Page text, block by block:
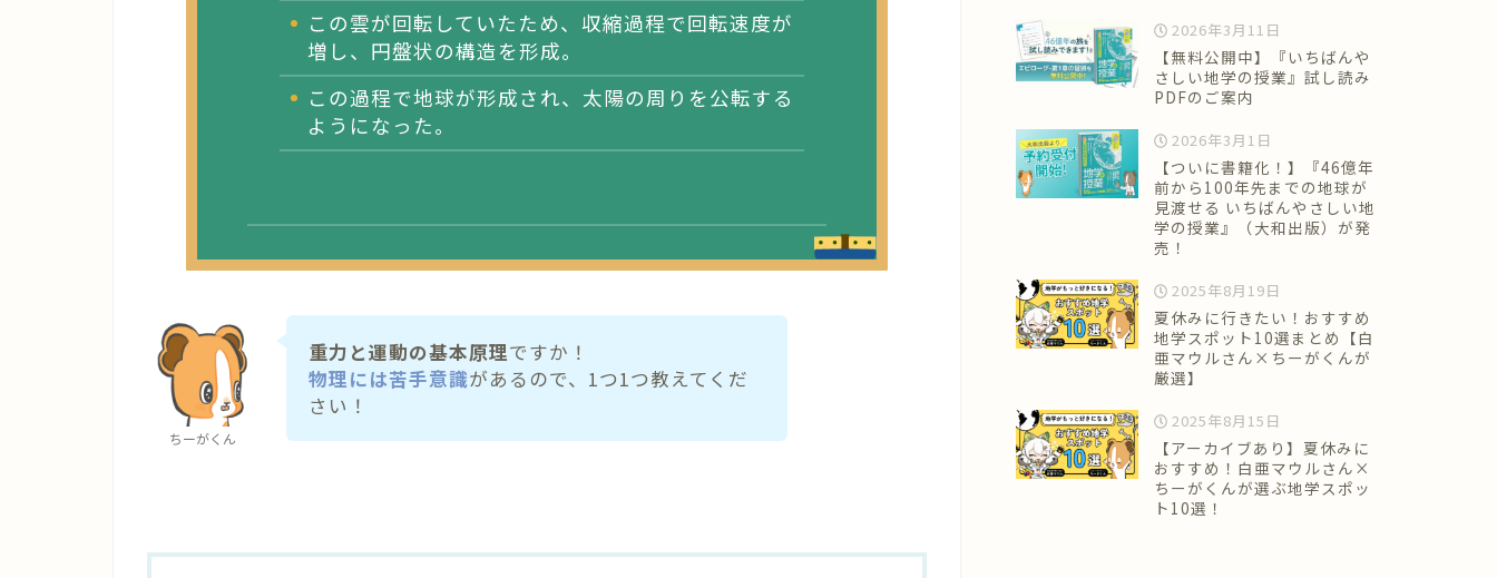
この雲が回転していたため、収縮過程で回転速度が
増し、円盤状の構造を形成。
この過程で地球が形成され、太陽の周りを公転する
ようになった。
ちーがくん
重力と運動の基本原理ですか！
物理には苦手意識があるので、1つ1つ教えてくだ
さい！
2026年3月11日
【無料公開中】『いちばんや
さしい地学の授業』試し読み
PDFのご案内
2026年3月1日
【ついに書籍化！】『46億年
前から100年先までの地球が
見渡せる いちばんやさしい地
学の授業』（大和出版）が発
売！
2025年8月19日
夏休みに行きたい！おすすめ
地学スポット10選まとめ【白
亜マウルさん×ちーがくんが
厳選】
2025年8月15日
【アーカイブあり】夏休みに
おすすめ！白亜マウルさん×
ちーがくんが選ぶ地学スポッ
ト10選！